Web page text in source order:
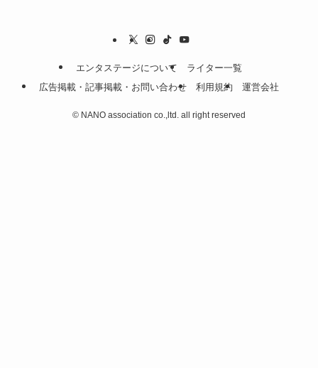
エンタステージについて
ライター一覧
広告掲載・記事掲載・お問い合わせ
利用規約 運営会社
© NANO association co.,ltd. all right reserved